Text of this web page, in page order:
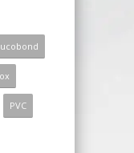
PVC